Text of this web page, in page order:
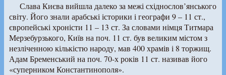
Слава Києва вийшла далеко за межі східнослов’янського
світу. Його знали арабські історики і географи 9 – 11 ст.,
європейські хроністи 11 – 13 ст. За словами німця Титмара
Мерзебурзького, Київ на поч. 11 ст. був великим містом з
незліченною кількістю народу, мав 400 храмів і 8 торжищ.
Адам Бременський на поч. 70-х років 11 ст. називав його
«суперником Константинополя».